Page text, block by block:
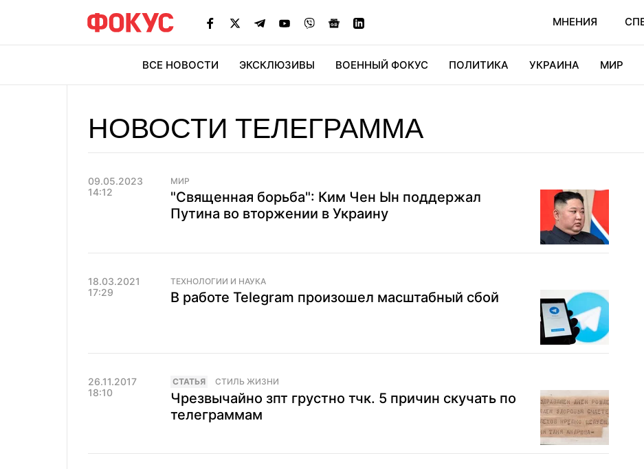
МНЕНИЯ
ВСЕ НОВОСТИ ЭКСКЛЮЗИВЫ ВОЕННЫЙ ФОКУС ПОЛИТИКА УКРАИНА МИР
НОВОСТИ ТЕЛЕГРАММА
09.05.2023
14:12
МИР
"Священная борьба": Ким Чен Ын поддержал
Путина во вторжении в Украину
18.03.2021
17:29
ТЕХНОЛОГИИ И НАУКА
В работе Telegram произошел масштабный сбой
26.11.2017
18:10
CТАТЬЯ СТИЛЬ ЖИЗНИ
Чрезвычайно зпт грустно тчк. 5 причин скучать по
телеграммам